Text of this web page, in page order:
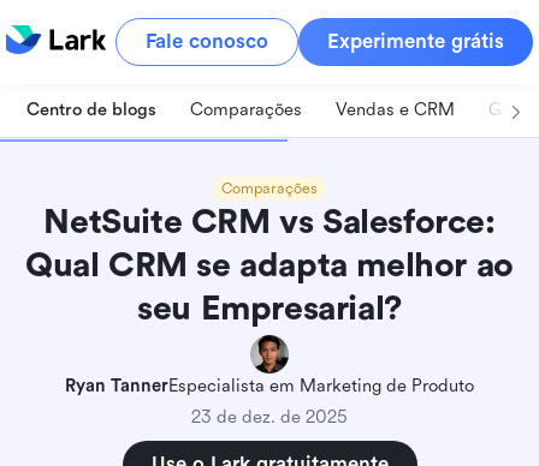
Fale conosco Experimente grátis
Centro de blogs Comparações Vendas e CRM
Comparações
NetSuite CRM vs Salesforce:
Qual CRM se adapta melhor ao
seu Empresarial?
Ryan TannerEspecialista em Marketing de Produto
23 de dez. de 2025